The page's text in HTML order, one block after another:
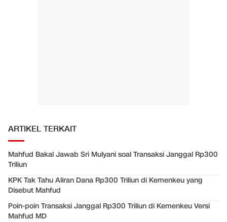
ARTIKEL TERKAIT
Mahfud Bakal Jawab Sri Mulyani soal Transaksi Janggal Rp300
Triliun
KPK Tak Tahu Aliran Dana Rp300 Triliun di Kemenkeu yang
Disebut Mahfud
Poin-poin Transaksi Janggal Rp300 Triliun di Kemenkeu Versi
Mahfud MD